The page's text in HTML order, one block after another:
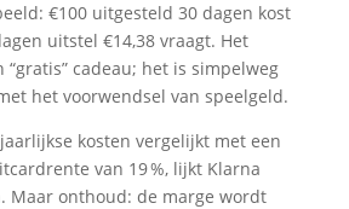
€100 uitgesteld 30 dagen kost
uitstel €14,38 vraagt. Het
cadeau; het is simpelweg
het voorwendsel van speelgeld.
kosten vergelijkt met een
van 19 %, lijkt Klarna
Maar onthoud: de marge wordt